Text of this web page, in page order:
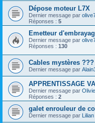
Dépose moteur L7X
Dernier message par
Réponses : 5
Emetteur
Dernier message par
Réponses : 130
Cables mystères ???
Dernier message par
APPRENTISSAGE
Dernier message par
Réponses : 2
galet enrouleur de
Dernier message par Lilian